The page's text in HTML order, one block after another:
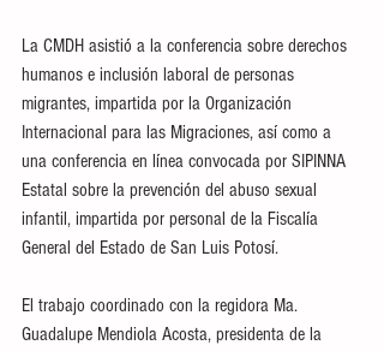
La CMDH asistió a la conferencia sobre derechos
humanos e inclusión laboral de personas
migrantes, impartida por la Organización
Internacional para las Migraciones, así como a
una conferencia en línea convocada por SIPINNA
Estatal sobre la prevención del abuso sexual
infantil, impartida por personal de la Fiscalía
General del Estado de San Luis Potosí.
El trabajo coordinado con la regidora Ma.
Guadalupe Mendiola Acosta, presidenta de la